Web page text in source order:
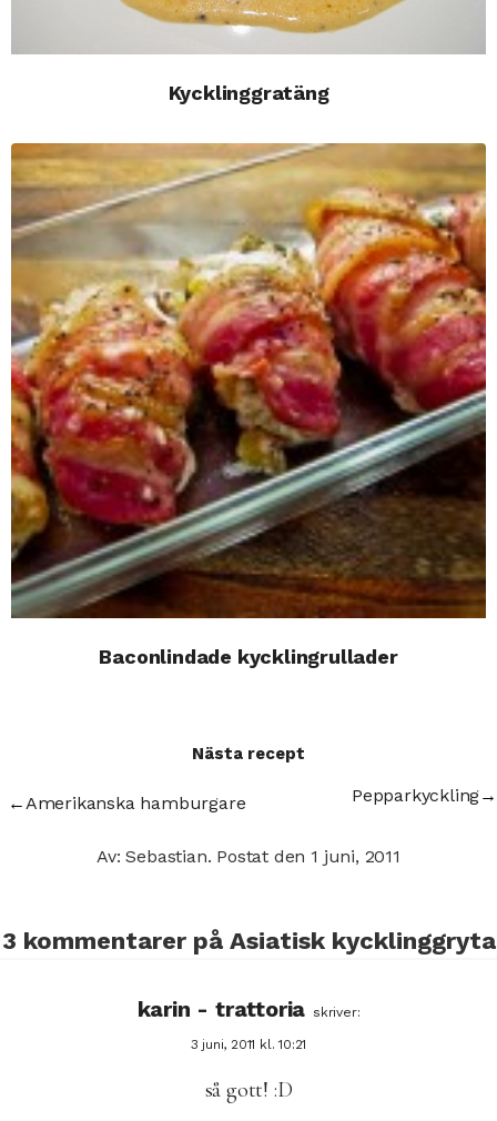
Kycklinggratäng
Baconlindade kycklingrullader
Nästa recept
←Amerikanska hamburgare Pepparkyckling→
Av: Sebastian. Postat den 1 juni, 2011
3 kommentarer på Asiatisk kycklinggryta
karin - trattoria skriver:
3 juni, 2011 kl. 10:21
så gott! :D